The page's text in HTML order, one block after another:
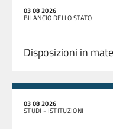
03 08 2026
BILANCIO DELLO STATO
Disposizioni in
03 08 2026
STUDI - ISTITUZIONI